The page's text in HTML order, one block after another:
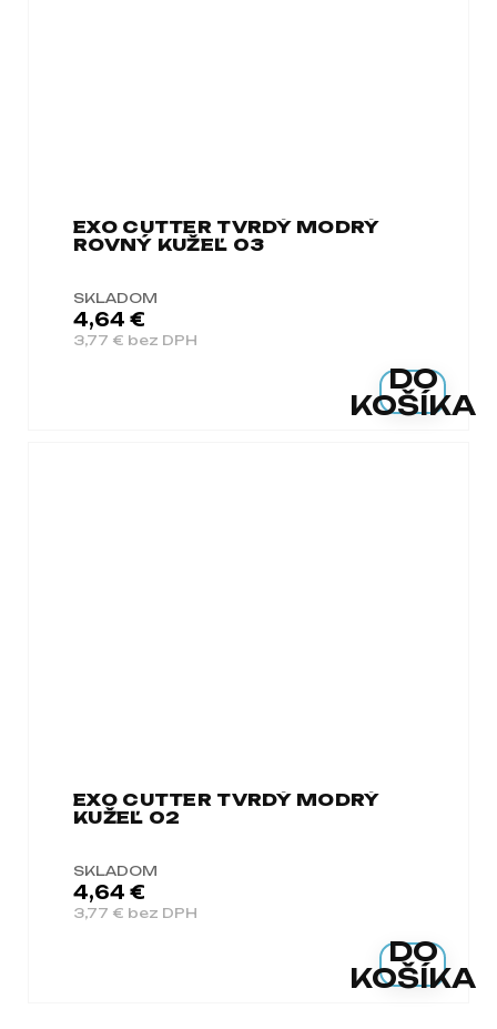
EXO CUTTER TVRDÝ MODRÝ
ROVNÝ KUŽEĽ 03
SKLADOM
3,77 € bez DPH
4,64 €
DO
KOŠÍKA
EXO CUTTER TVRDÝ MODRÝ
KUŽEĽ 02
SKLADOM
3,77 € bez DPH
4,64 €
DO
KOŠÍKA